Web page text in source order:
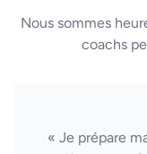
Nous sommes
coachs
« Je prépare